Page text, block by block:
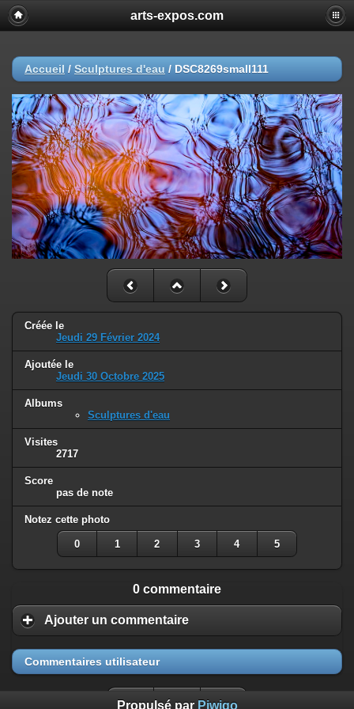
arts-expos.com
Accueil / Sculptures d'eau / DSC8269small111
Créée le
Jeudi 29 Février 2024
Ajoutée le
Jeudi 30 Octobre 2025
Albums
Sculptures d'eau
Visites
2717
Score
pas de note
Notez cette photo
0 1 2 3 4 5
0 commentaire
Ajouter un commentaire
Commentaires utilisateur
Propulsé par Piwigo